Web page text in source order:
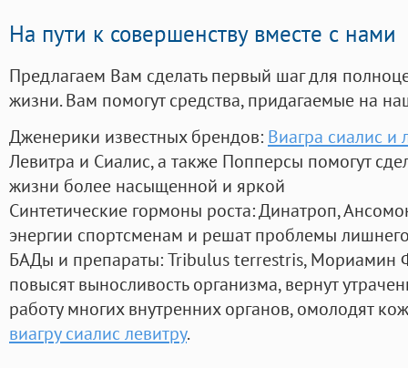
На пути к совершенству вместе с нами
Предлагаем Вам сделать первый шаг для
жизни. Вам помогут средства, придагаемые на
Дженерики известных брендов: Виагра сиалис и
Левитра и Сиалис, а также Попперсы помогут
жизни более насыщенной и яркой
Синтетические гормоны роста: Динатроп,
энергии спортсменам и решат проблемы
БАДы и препараты:Tribulus terrestris, Мориамин
повысят выносливость организма, вернут
работу многих внутренних органов, омолодят
виагру сиалис левитру.